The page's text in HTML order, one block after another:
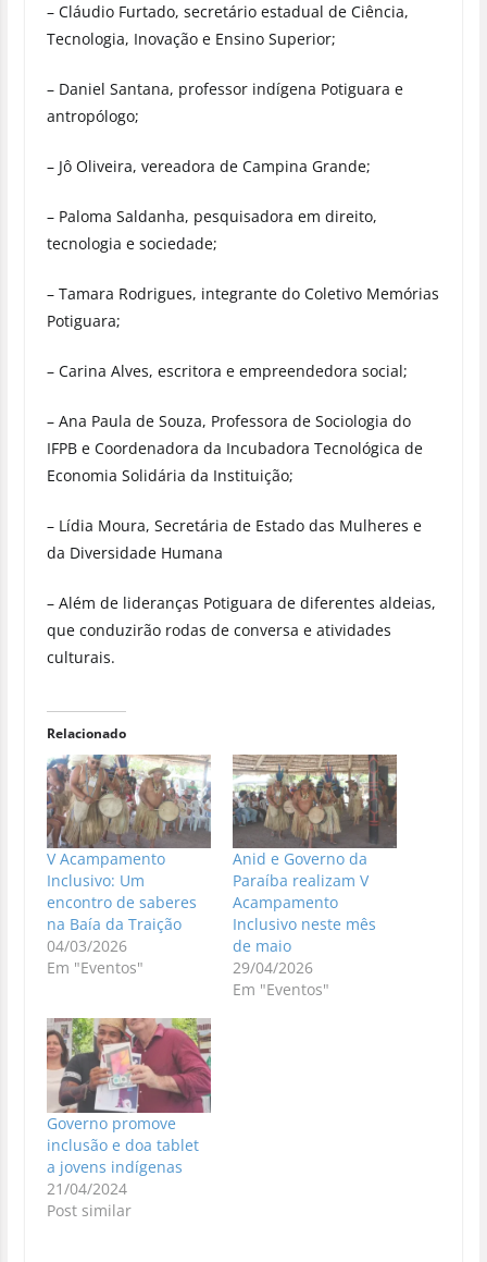
– Cláudio Furtado, secretário estadual de Ciência,
Tecnologia, Inovação e Ensino Superior;
– Daniel Santana, professor indígena Potiguara e
antropólogo;
– Jô Oliveira, vereadora de Campina Grande;
– Paloma Saldanha, pesquisadora em direito,
tecnologia e sociedade;
– Tamara Rodrigues, integrante do Coletivo Memórias
Potiguara;
– Carina Alves, escritora e empreendedora social;
– Ana Paula de Souza, Professora de Sociologia do
IFPB e Coordenadora da Incubadora Tecnológica de
Economia Solidária da Instituição;
– Lídia Moura, Secretária de Estado das Mulheres e
da Diversidade Humana
– Além de lideranças Potiguara de diferentes aldeias,
que conduzirão rodas de conversa e atividades
culturais.
Relacionado
V Acampamento
Inclusivo: Um
encontro de saberes
na Baía da Traição
04/03/2026
Em "Eventos"
Anid e Governo da
Paraíba realizam V
Acampamento
Inclusivo neste mês
de maio
29/04/2026
Em "Eventos"
Governo promove
inclusão e doa tablet
a jovens indígenas
21/04/2024
Post similar